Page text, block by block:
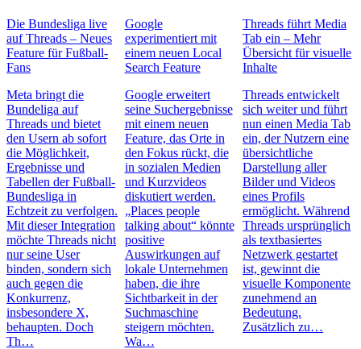
Die Bundesliga live
auf Threads – Neues
Feature für Fußball-
Fans
Meta bringt die
Bundeliga auf
Threads und bietet
den Usern ab sofort
die Möglichkeit,
Ergebnisse und
Tabellen der Fußball-
Bundesliga in
Echtzeit zu verfolgen.
Mit dieser Integration
möchte Threads nicht
nur seine User
binden, sondern sich
auch gegen die
Konkurrenz,
insbesondere X,
behaupten. Doch
Th…
Google
experimentiert mit
einem neuen Local
Search Feature
Google erweitert
seine Suchergebnisse
mit einem neuen
Feature, das Orte in
den Fokus rückt, die
in sozialen Medien
und Kurzvideos
diskutiert werden.
„Places people
talking about“ könnte
positive
Auswirkungen auf
lokale Unternehmen
haben, die ihre
Sichtbarkeit in der
Suchmaschine
steigern möchten.
Wa…
Threads führt Media
Tab ein – Mehr
Übersicht für visuelle
Inhalte
Threads entwickelt
sich weiter und führt
nun einen Media Tab
ein, der Nutzern eine
übersichtliche
Darstellung aller
Bilder und Videos
eines Profils
ermöglicht. Während
Threads ursprünglich
als textbasiertes
Netzwerk gestartet
ist, gewinnt die
visuelle Komponente
zunehmend an
Bedeutung.
Zusätzlich zu…